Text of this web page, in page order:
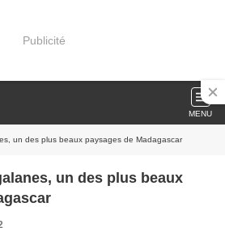
Publicité
MENU
un des plus beaux paysages de Madagascar
un des plus beaux